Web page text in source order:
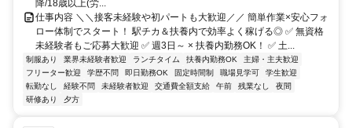
降/18歳以上(労...
仕事内容 ＼＼接客未経験や初パートも大歓迎／／ 簡単作業×安心フォ
ロー体制でスタート！ 駅チカ＆扶養内で効率よく稼げる◎ ✅ 無資格
未経験者もご応募大歓迎 ✅ 週3日～ × 扶養内勤務OK！ ✅ 土...
制服あり 業界未経験者歓迎 ランチタイム 扶養内勤務OK
主婦・主夫歓迎
フリーター歓迎
学歴不問 即日勤務OK 固定時間制 職場見学可
学生歓迎
転勤なし
経験不問 未経験者歓迎 交通費全額支給 午前 残業なし
夜間
研修あり
夕方